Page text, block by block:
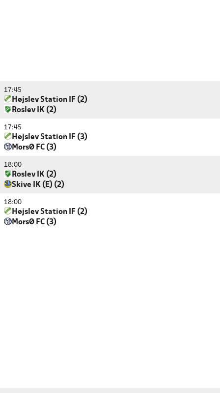
17:45
Højslev Station IF (2)
Roslev IK (2)
17:45
Højslev Station IF (3)
MorsØ FC (3)
18:00
Roslev IK (2)
Skive IK (E) (2)
18:00
Højslev Station IF (2)
MorsØ FC (3)